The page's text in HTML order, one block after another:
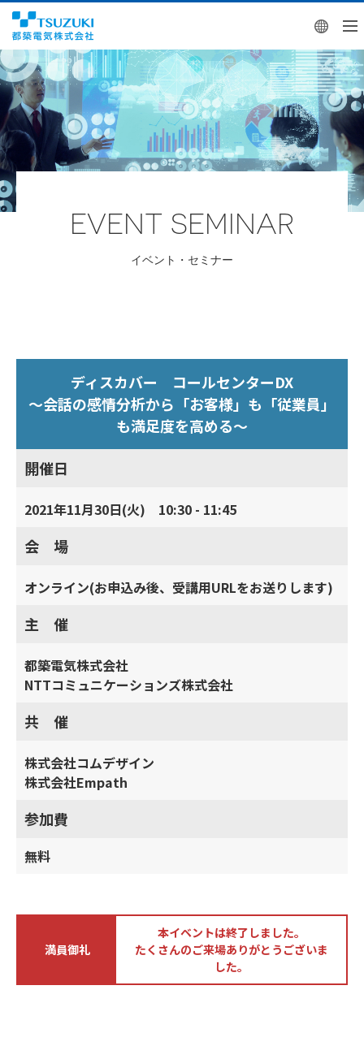
EVENT SEMINAR
イベント・セミナー
ディスカバー コールセンターDX
～会話の感情分析から「お客様」も「従業員」
も満足度を高める～
開催日
2021年11月30日(火) 10:30 - 11:45
会 場
オンライン(お申込み後、受講用URLをお送りします)
主 催
都築電気株式会社
NTTコミュニケーションズ株式会社
共 催
株式会社コムデザイン
株式会社Empath
参加費
無料
満員御礼
本イベントは終了しました。
たくさんのご来場ありがとうございま
した。